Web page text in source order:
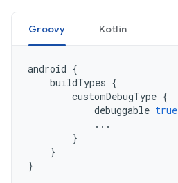
Groovy Kotlin
android {
buildTypes {
customDebugType {
debuggable true
...
}
}
}